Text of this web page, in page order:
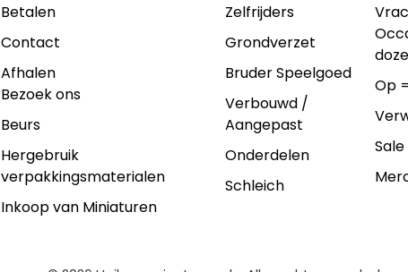
Betalen
Contact
Afhalen
Bezoek ons
Beurs
Hergebruik
verpakkingsmaterialen
Inkoop van Miniaturen
Zelfrijders
Grondverzet
Bruder Speelgoed
Verbouwd /
Aangepast
Onderdelen
Schleich
Op
Sale